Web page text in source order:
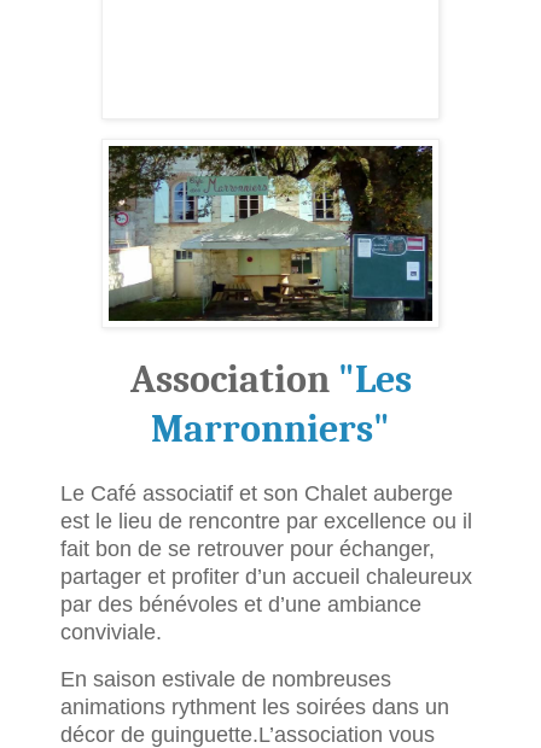
Association "Les
Marronniers"
Le Café associatif et son Chalet auberge
est le lieu de rencontre par excellence ou il
fait bon de se retrouver pour échanger,
partager et profiter d’un accueil chaleureux
par des bénévoles et d’une ambiance
conviviale.
En saison estivale de nombreuses
animations rythment les soirées dans un
décor de guinguette.L’association vous